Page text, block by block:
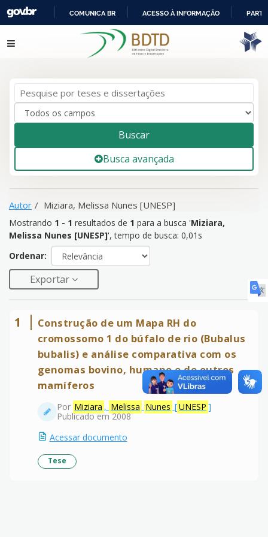
IR
PARA
COMUNICA BR ACESSO À INFORMAÇÃO
resultados de 1para a busca '
Miziara, Melissa
Nunes [UNESP]
Pular para o conteúdo
Buscar
Busca avançada
Autor Miziara, Melissa Nunes [UNESP]
Mostrando 1 - 1 resultados de 1 para a busca 'Miziara,
Melissa Nunes [UNESP]', tempo de busca: 0,01s
Ordenar:
Exportar
1
Construção de um Mapa RH do
cromossomo 1 do búfalo de rio (Bubalus
bubalis) e análise comparativa com os
genomas bovino, humano e de outros
mamíferos
Por Miziara , Melissa Nunes [UNESP ]
Publicado em 2008
Acessar documento
Tese